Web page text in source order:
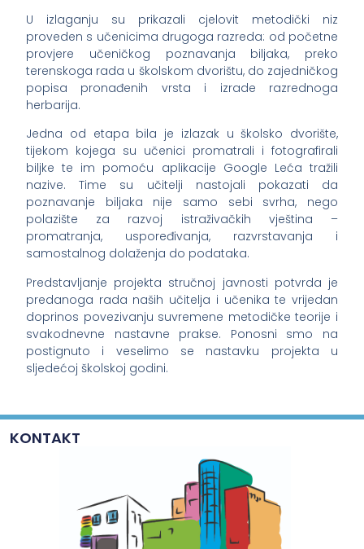
U izlaganju su prikazali cjelovit metodički niz
proveden s učenicima drugoga razreda: od početne
provjere učeničkog poznavanja biljaka, preko
terenskoga rada u školskom dvorištu, do zajedničkog
popisa pronađenih vrsta i izrade razrednoga
herbarija.
Jedna od etapa bila je izlazak u školsko dvorište,
tijekom kojega su učenici promatrali i fotografirali
biljke te im pomoću aplikacije Google Leća tražili
nazive. Time su učitelji nastojali pokazati da
poznavanje biljaka nije samo sebi svrha, nego
polazište za razvoj istraživačkih vještina –
promatranja, uspoređivanja, razvrstavanja i
samostalnog dolaženja do podataka.
Predstavljanje projekta stručnoj javnosti potvrda je
predanoga rada naših učitelja i učenika te vrijedan
doprinos povezivanju suvremene metodičke teorije i
svakodnevne nastavne prakse. Ponosni smo na
postignuto i veselimo se nastavku projekta u
sljedećoj školskoj godini.
KONTAKT